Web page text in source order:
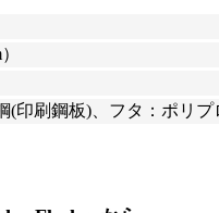
(印刷鋼板)、フタ：ポリプ